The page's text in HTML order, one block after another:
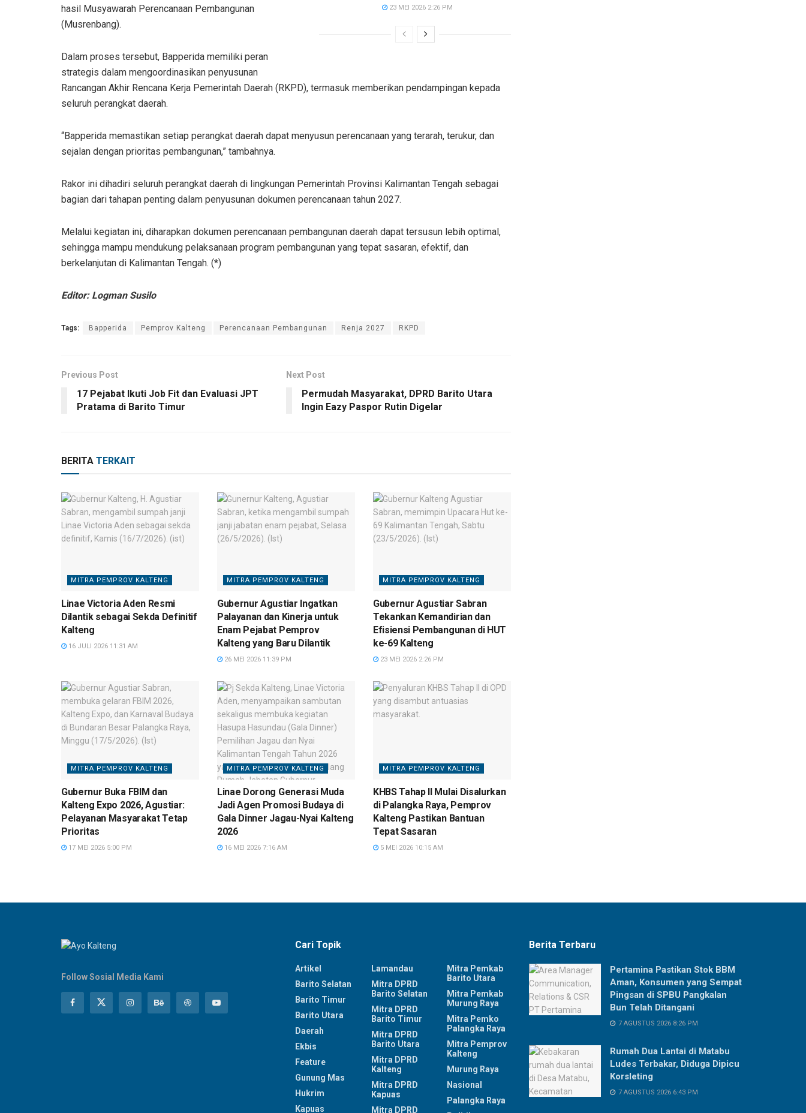
23 MEI 2026 2:26 PM
hasil Musyawarah Perencanaan Pembangunan
(Musrenbang).
Dalam proses tersebut, Bapperida memiliki peran
strategis dalam mengoordinasikan penyusunan
Rancangan Akhir Rencana Kerja Pemerintah Daerah (RKPD), termasuk memberikan pendampingan kepada
seluruh perangkat daerah.
“Bapperida memastikan setiap perangkat daerah dapat menyusun perencanaan yang terarah, terukur, dan
sejalan dengan prioritas pembangunan,” tambahnya.
Rakor ini dihadiri seluruh perangkat daerah di lingkungan Pemerintah Provinsi Kalimantan Tengah sebagai
bagian dari tahapan penting dalam penyusunan dokumen perencanaan tahun 2027.
Melalui kegiatan ini, diharapkan dokumen perencanaan pembangunan daerah dapat tersusun lebih optimal,
sehingga mampu mendukung pelaksanaan program pembangunan yang tepat sasaran, efektif, dan
berkelanjutan di Kalimantan Tengah. (*)
Editor: Logman Susilo
Tags: Bapperida Pemprov Kalteng Perencanaan Pembangunan Renja 2027 RKPD
Previous Post
17 Pejabat Ikuti Job Fit dan Evaluasi JPT
Pratama di Barito Timur
Next Post
Permudah Masyarakat, DPRD Barito Utara
Ingin Eazy Paspor Rutin Digelar
BERITA TERKAIT
MITRA PEMPROV KALTENG
Linae Victoria Aden Resmi
Dilantik sebagai Sekda Definitif
Kalteng
16 JULI 2026 11:31 AM
MITRA PEMPROV KALTENG
Gubernur Agustiar Ingatkan
Palayanan dan Kinerja untuk
Enam Pejabat Pemprov
Kalteng yang Baru Dilantik
26 MEI 2026 11:39 PM
MITRA PEMPROV KALTENG
Gubernur Agustiar Sabran
Tekankan Kemandirian dan
Efisiensi Pembangunan di HUT
ke-69 Kalteng
23 MEI 2026 2:26 PM
MITRA PEMPROV KALTENG
Gubernur Buka FBIM dan
Kalteng Expo 2026, Agustiar:
Pelayanan Masyarakat Tetap
Prioritas
17 MEI 2026 5:00 PM
MITRA PEMPROV KALTENG
Linae Dorong Generasi Muda
Jadi Agen Promosi Budaya di
Gala Dinner Jagau-Nyai Kalteng
2026
16 MEI 2026 7:16 AM
MITRA PEMPROV KALTENG
KHBS Tahap II Mulai Disalurkan
di Palangka Raya, Pemprov
Kalteng Pastikan Bantuan
Tepat Sasaran
5 MEI 2026 10:15 AM
Follow Sosial Media Kami
Cari Topik
Artikel
Barito Selatan
Barito Timur
Barito Utara
Daerah
Ekbis
Feature
Gunung Mas
Hukrim
Kapuas
Lamandau
Mitra DPRD
Barito Selatan
Mitra DPRD
Barito Timur
Mitra DPRD
Barito Utara
Mitra DPRD
Kalteng
Mitra DPRD
Kapuas
Mitra DPRD
Mitra Pemkab
Barito Utara
Mitra Pemkab
Murung Raya
Mitra Pemko
Palangka Raya
Mitra Pemprov
Kalteng
Murung Raya
Nasional
Palangka Raya
Berita Terbaru
Pertamina Pastikan Stok BBM
Aman, Konsumen yang Sempat
Pingsan di SPBU Pangkalan
Bun Telah Ditangani
7 AGUSTUS 2026 8:26 PM
Rumah Dua Lantai di Matabu
Ludes Terbakar, Diduga Dipicu
Korsleting
7 AGUSTUS 2026 6:43 PM